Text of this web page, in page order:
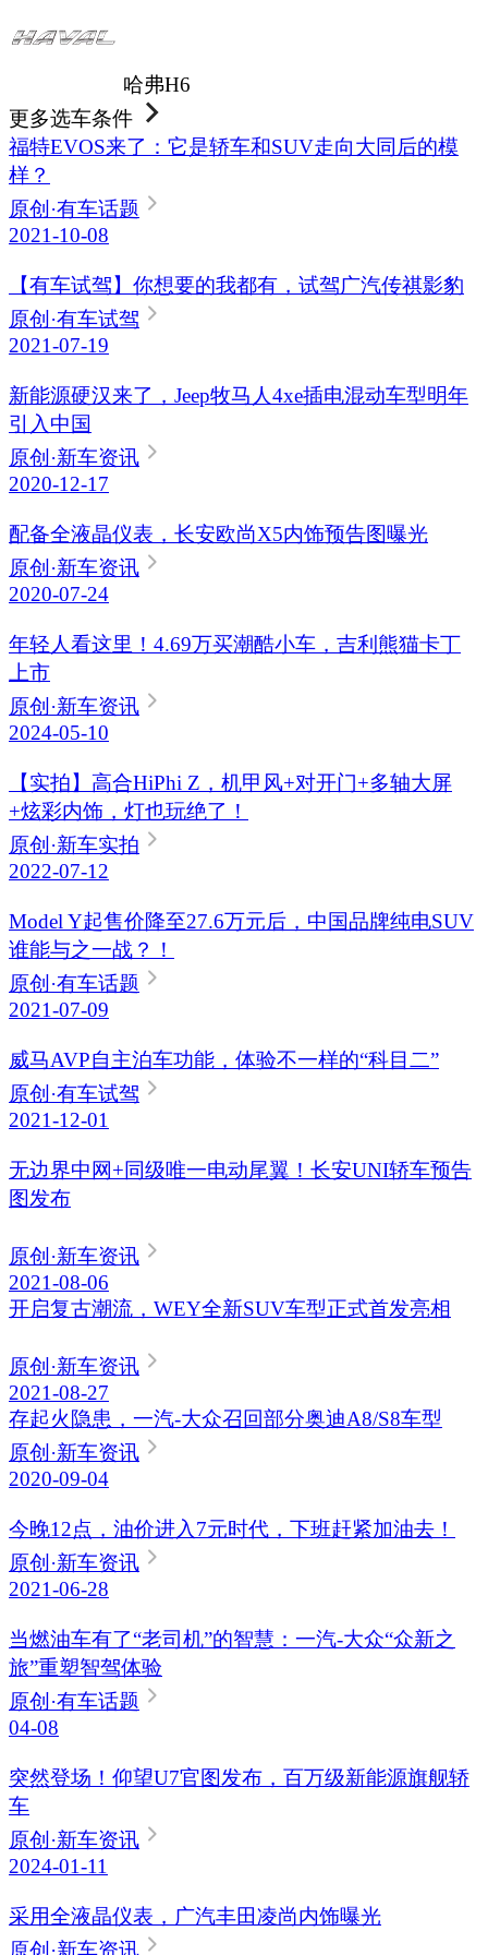
哈弗H6
更多选车条件
福特EVOS来了：它是轿车和SUV走向大同后的模
样？
原创 ·有车话题
2021-10-08
【有车试驾】你想要的我都有，试驾广汽传祺影豹
原创 ·有车试驾
2021-07-19
新能源硬汉来了，Jeep牧马人4xe插电混动车型明年
引入中国
原创 ·新车资讯
2020-12-17
配备全液晶仪表，长安欧尚X5内饰预告图曝光
原创 ·新车资讯
2020-07-24
年轻人看这里！4.69万买潮酷小车，吉利熊猫卡丁
上市
原创 ·新车资讯
2024-05-10
【实拍】高合HiPhi Z，机甲风+对开门+多轴大屏
+炫彩内饰，灯也玩绝了！
原创 ·新车实拍
2022-07-12
Model Y起售价降至27.6万元后，中国品牌纯电SUV
谁能与之一战？！
原创 ·有车话题
2021-07-09
威马AVP自主泊车功能，体验不一样的“科目二”
原创 ·有车试驾
2021-12-01
无边界中网+同级唯一电动尾翼！长安UNI轿车预告
图发布
原创 ·新车资讯
2021-08-06
开启复古潮流，WEY全新SUV车型正式首发亮相
原创 ·新车资讯
2021-08-27
存起火隐患，一汽-大众召回部分奥迪A8/S8车型
原创 ·新车资讯
2020-09-04
今晚12点，油价进入7元时代，下班赶紧加油去！
原创 ·新车资讯
2021-06-28
当燃油车有了“老司机”的智慧：一汽-大众“众新之
旅”重塑智驾体验
原创 ·有车话题
04-08
突然登场！仰望U7官图发布，百万级新能源旗舰轿
车
原创 ·新车资讯
2024-01-11
采用全液晶仪表，广汽丰田凌尚内饰曝光
原创 ·新车资讯